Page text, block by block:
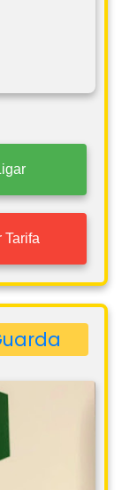
Tarifa